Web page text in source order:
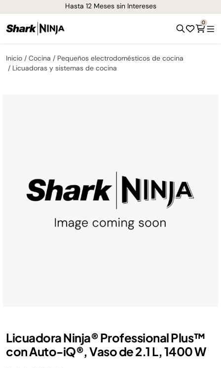
¡Envíos GRATIS de 1-3 días en todo el país!
0
Inicio Cocina
Pequeños electrodomésticos de cocina
Licuadoras y sistemas de cocina
Licuadora Ninja® Professional Plus™
con Auto-iQ®, Vaso de 2.1 L, 1400 W